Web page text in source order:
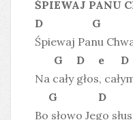
ŚPIEWAJ PANU
D G
Śpiewaj Panu
G D e D
Na cały głos,
G D
Bo słowo Jego